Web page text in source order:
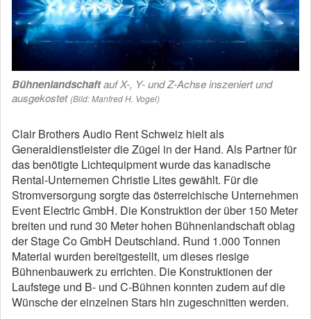
Bühnenlandschaftauf X-, Y- und Z-Achse inszeniert und
ausgekostet (Bild: Manfred H. Vogel)
Clair Brothers Audio Rent Schweiz hielt als
Generaldienstleister die Zügel in der Hand. Als Partner für
das benötigte Lichtequipment wurde das kanadische
Rental-Unternemen Christie Lites gewählt. Für die
Stromversorgung sorgte das österreichische Unternehmen
Event Electric GmbH. Die Konstruktion der über 150 Meter
breiten und rund 30 Meter hohen Bühnenlandschaft oblag
der Stage Co GmbH Deutschland. Rund 1.000 Tonnen
Material wurden bereitgestellt, um dieses riesige
Bühnenbauwerk zu errichten. Die Konstruktionen der
Laufstege und B- und C-Bühnen konnten zudem auf die
Wünsche der einzelnen Stars hin zugeschnitten werden.